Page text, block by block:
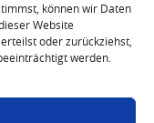
können wir Daten
Website
oder zurückziehst,
werden.